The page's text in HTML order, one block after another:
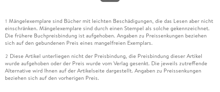
1 Mängelexemplare sind Bücher mit leichten Beschädigungen, die das Lesen aber nicht
einschränken. Mängelexemplare sind durch einen Stempel als solche gekennzeichnet.
Die frühere Buchpreisbindung ist aufgehoben. Angaben zu Preissenkungen beziehen
sich auf den gebundenen Preis eines mangelfreien Exemplars.
2 Diese Artikel unterliegen nicht der Preisbindung, die Preisbindung dieser Artikel
wurde aufgehoben oder der Preis wurde vom Verlag gesenkt. Die jeweils zutreffende
Alternative wird Ihnen auf der Artikelseite dargestellt. Angaben zu Preissenkungen
beziehen sich auf den vorherigen Preis.